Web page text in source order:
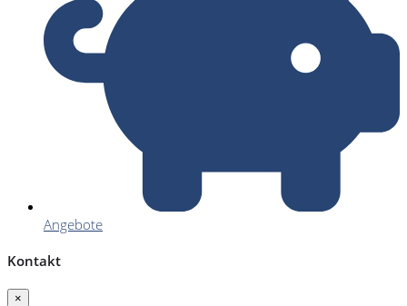
Angebote
Kontakt
×